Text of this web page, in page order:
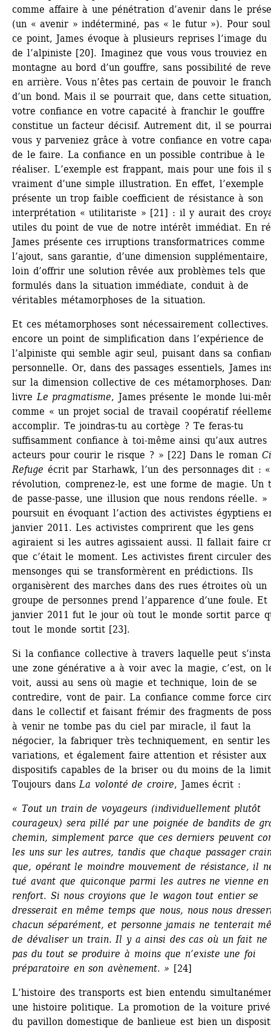
comme affaire à une pénétration d’avenir dans le
(un « avenir » indéterminé, pas « le futur »). Pour
ce point, James évoque à plusieurs reprises l’image du
de l’alpiniste [20]. Imaginez que vous vous trouviez en
montagne au bord d’un gouffre, sans possibilité de
en arrière. Vous n’êtes pas certain de pouvoir le
d’un bond. Mais il se pourrait que, dans cette
votre confiance en votre capacité à franchir le gouffre
constitue un facteur décisif. Autrement dit, il se
vous y parveniez grâce à votre confiance en votre
de le faire. La confiance en un possible contribue à le
réaliser. L’exemple est frappant, mais pour une fois il
vraiment d’une simple illustration. En effet, l’exemple
présente un trop faible coefficient de résistance à son
interprétation « utilitariste » [21] : il y aurait des
utiles du point de vue de notre intérêt immédiat. En
James présente ces irruptions transformatrices comme
l’ajout, sans garantie, d’une dimension
loin d’offrir une solution rêvée aux problèmes tels que
formulés dans la situation immédiate, conduit à de
véritables métamorphoses de la situation.
Et ces métamorphoses sont nécessairement collectives.
encore un point de simplification dans l’expérience de
l’alpiniste qui semble agir seul, puisant dans sa
personnelle. Or, dans des passages essentiels, James
sur la dimension collective de ces métamorphoses.
livre Le pragmatisme, James présente le monde lui-
comme « un projet social de travail coopératif
accomplir. Te joindras-tu au cortège ? Te feras-tu
suffisamment confiance à toi-même ainsi qu’aux autres
acteurs pour courir le risque ? » [22] Dans le roman
Refuge écrit par Starhawk, l’un des personnages dit :
révolution, comprenez-le, est une forme de magie. Un
de passe-passe, une illusion que nous rendons réelle.
poursuit en évoquant l’action des activistes égyptiens
janvier 2011. Les activistes comprirent que les gens
agiraient si les autres agissaient aussi. Il fallait faire
que c’était le moment. Les activistes firent circuler des
mensonges qui se transformèrent en prédictions. Ils
organisèrent des marches dans des rues étroites où un
groupe de personnes prend l’apparence d’une foule.
janvier 2011 fut le jour où tout le monde sortit parce
tout le monde sortit [23].
Si la confiance collective à travers laquelle peut
une zone générative a à voir avec la magie, c’est, on
voit, aussi au sens où magie et technique, loin de se
contredire, vont de pair. La confiance comme force
dans le collectif et faisant frémir des fragments de
à venir ne tombe pas du ciel par miracle, il faut la
négocier, la fabriquer très techniquement, en sentir les
variations, et également faire attention et résister aux
dispositifs capables de la briser ou du moins de la
Toujours dans La volonté de croire, James écrit :
« Tout un train de voyageurs (individuellement plutôt
courageux) sera pillé par une poignée de bandits de
chemin, simplement parce que ces derniers peuvent
les uns sur les autres, tandis que chaque passager
que, opérant le moindre mouvement de résistance, il
tué avant que quiconque parmi les autres ne vienne en
renfort. Si nous croyions que le wagon tout entier se
dresserait en même temps que nous, nous nous
chacun séparément, et personne jamais ne tenterait
de dévaliser un train. Il y a ainsi des cas où un fait ne
pas du tout se produire à moins que n’existe une foi
préparatoire en son avènement. » [24]
L’histoire des transports est bien entendu
une histoire politique. La promotion de la voiture
du pavillon domestique de banlieue est bien un